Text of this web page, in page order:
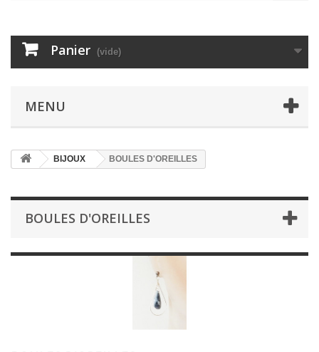
Panier (vide)
MENU
BIJOUX BOULES D'OREILLES
BOULES D'OREILLES